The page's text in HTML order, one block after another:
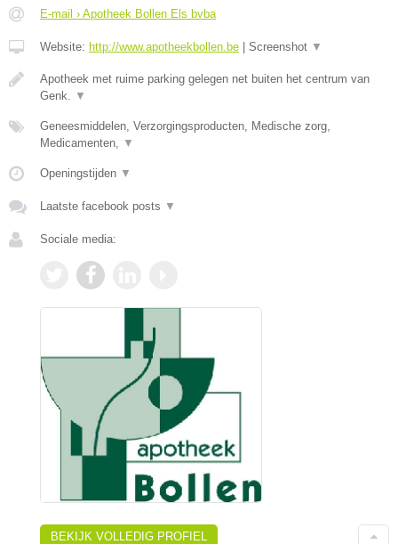
E-mail › Apotheek Bollen Els bvba
Website: http://www.apotheekbollen.be | Screenshot ▼
Apotheek met ruime parking gelegen net buiten het centrum van
Genk.
▼
Geneesmiddelen, Verzorgingsproducten, Medische zorg,
Medicamenten,
▼
Openingstijden ▼
Laatste facebook posts ▼
Sociale media:
BEKIJK VOLLEDIG PROFIEL